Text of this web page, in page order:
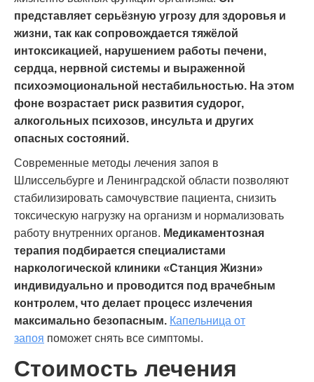
представляет серьёзную угрозу для здоровья и
жизни, так как сопровождается тяжёлой
интоксикацией, нарушением работы печени,
сердца, нервной системы и выраженной
психоэмоциональной нестабильностью. На этом
фоне возрастает риск развития судорог,
алкогольных психозов, инсульта и других
опасных состояний.
Современные методы лечения запоя в
Шлиссельбурге и Ленинградской области позволяют
стабилизировать самочувствие пациента, снизить
токсическую нагрузку на организм и нормализовать
работу внутренних органов. Медикаментозная
терапия подбирается специалистами
наркологической клиники «Станция Жизни»
индивидуально и проводится под врачебным
контролем, что делает процесс излечения
максимально безопасным. Капельница от
запоя поможет снять все симптомы.
Стоимость лечения